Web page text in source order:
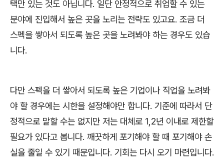
택만 있는 것도 아닙니다. 일단 안정적으로 취업할 수 있는
분야에 진입해서 높은 곳을 노리는 전략도 있고요. 조금 더
스펙을 쌓아서 되도록 높은 곳을 노려봐야 하는 경우도 있습
니다.
다만 스펙을 더 쌓아서 되도록 높은 기업이나 직업을 노려봐
야 할 경우에는 시한을 설정해야만 합니다. 기준에 따라서 단
정적으로 말할 수는 없지만 저는 대체로 1,2년 이내로 제한할
필요가 있다고 봅니다. 깨끗하게 포기해야 할 때 포기해야 손
실을 줄일 수 있기 때문입니다. 기회는 다시 오기 마련입니다.